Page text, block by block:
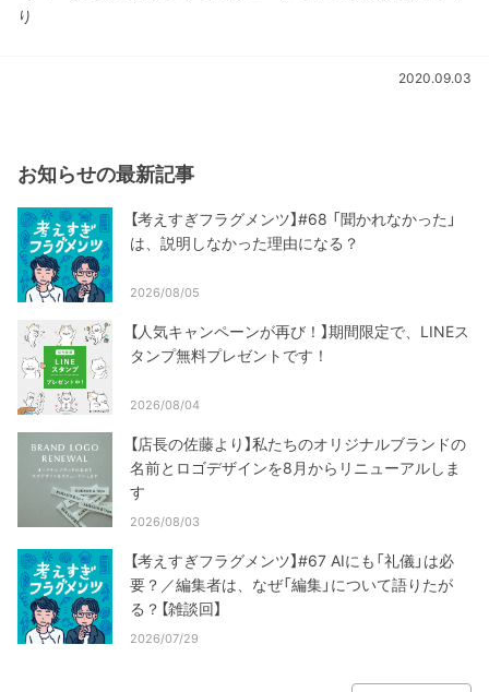
り
2020.09.03
お知らせの最新記事
【考えすぎフラグメンツ】#68 「聞かれなかった」
は、説明しなかった理由になる？
2026/08/05
【人気キャンペーンが再び！】期間限定で、LINEス
タンプ無料プレゼントです！
2026/08/04
【店長の佐藤より】私たちのオリジナルブランドの
名前とロゴデザインを8月からリニューアルしま
す
2026/08/03
【考えすぎフラグメンツ】#67 AIにも「礼儀」は必
要？／編集者は、なぜ「編集」について語りたが
る？【雑談回】
2026/07/29